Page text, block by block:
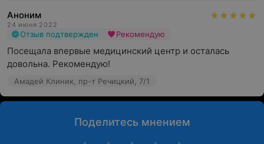
Аноним
24 июня 2022
Отзыв подтвержден Рекомендую
Посещала впервые медицинский центр и осталась
довольна. Рекомендую!
Амадей Клиник, пр-т Речицкий, 7/1
Поделитесь мнением